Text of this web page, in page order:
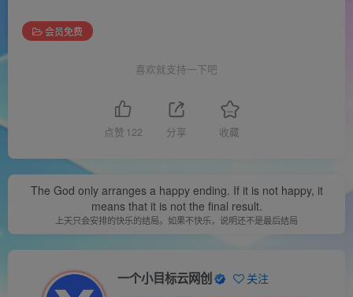
会员免费
喜欢就支持一下吧
点赞 122 分享 收藏
The God only arranges a happy ending. If it is not happy, it
means that it is not the final result.
上天只会安排的快乐的结局。如果不快乐，说明还不是最后结局
一个小目标云网创 关注